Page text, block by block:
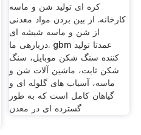
کره ای تولید شن و ماسه
کارخانه. از بین بردن مواد معدنی
از شن و ماسه شیشه ای
دربارهی ما. gbm عمدتا تولید
کننده سنگ شکن موبایل، سنگ
شکن ثابت، ماشین آلات شن و
ماسه، آسیاب های گلوله ای و
گیاهان کامل است که به طور
گسترده ای در معدن